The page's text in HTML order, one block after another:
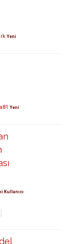
Yeni
Yeni
Kullanıcı